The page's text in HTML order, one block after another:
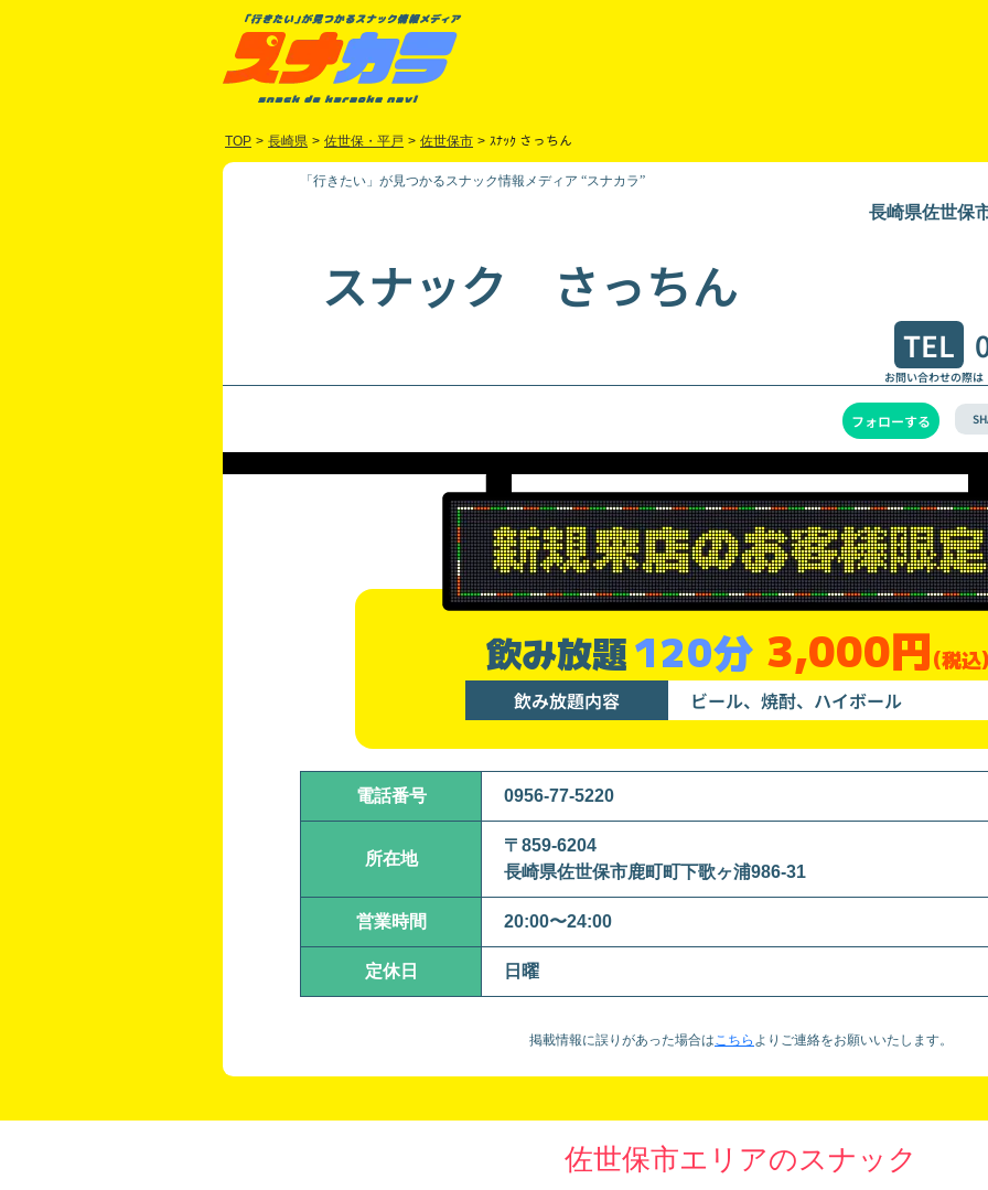
TOP > 長崎県 > 佐世保・平戸 > 佐世保市 > ｽﾅｯｸ さっちん
「行きたい」が見つかるスナック情報メディア “スナカラ”
長崎県佐世保
スナック さっちん
TEL
お問い合わせの際
フォローする
飲み放題120分 3,000円(税込
飲み放題内容 ビール、焼酎、ハイボール
電話番号 0956-77-5220
所在地
〒859-6204
長崎県佐世保市鹿町町下歌ヶ浦986-31
営業時間 20:00〜24:00
定休日 日曜
掲載情報に誤りがあった場合はこちら より ご連絡をお願いいたします。
佐世保市エリアのスナック